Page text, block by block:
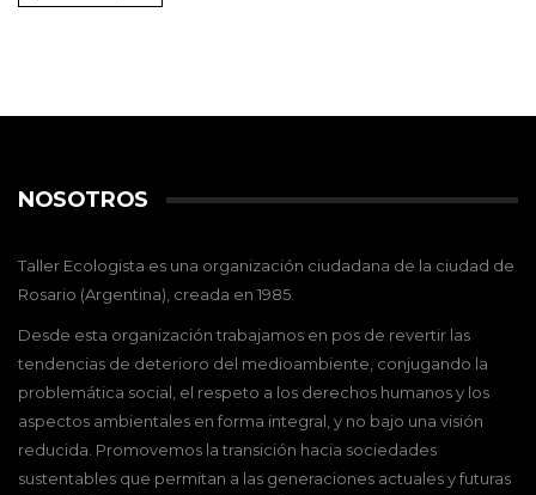
NOSOTROS
Taller Ecologista es una organización ciudadana de la ciudad de
Rosario (Argentina), creada en 1985.
Desde esta organización trabajamos en pos de revertir las
tendencias de deterioro del medioambiente, conjugando la
problemática social, el respeto a los derechos humanos y los
aspectos ambientales en forma integral, y no bajo una visión
reducida. Promovemos la transición hacia sociedades
sustentables que permitan a las generaciones actuales y futuras